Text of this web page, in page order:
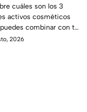
suero de
C sin riesgo
cuáles son los 3
activos cosméticos
combinar con tu
vitamina C sin riesgo
2026